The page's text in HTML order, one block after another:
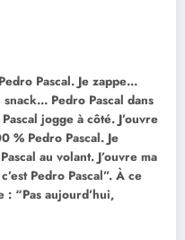
Pascal. Je zappe…
Pedro Pascal dans
jogge à côté. J’ouvre
% Pedro Pascal. Je
au volant. J’ouvre ma
Pedro Pascal”. À ce
: “Pas aujourd’hui,